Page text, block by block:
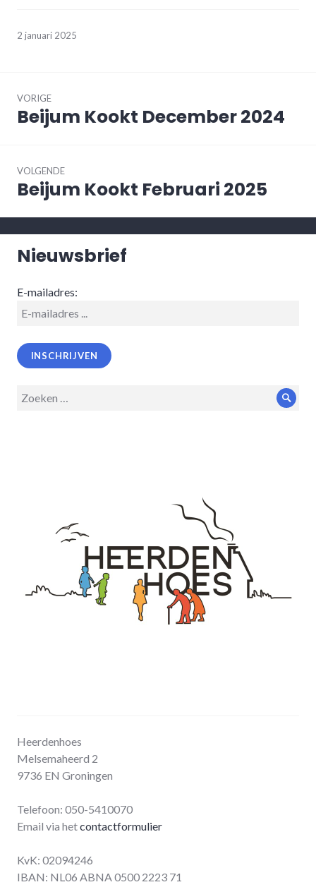
2 januari 2025
navigatie
VORIGE
Vorig
bericht:
Beijum Kookt December 2024
VOLGENDE
Volgend
bericht:
Beijum Kookt Februari 2025
Nieuwsbrief
E-mailadres:
Zoeken
Heerdenhoes
Melsemaheerd 2
9736 EN Groningen
Telefoon: 050-5410070
Email via hetcontactformulier
KvK: 02094246
IBAN: NL06 ABNA 0500 2223 71